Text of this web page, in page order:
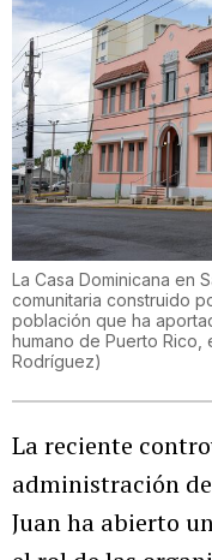
La Casa Dominicana en
comunitaria construido
población que ha
humano de Puerto Rico,
Rodríguez)
La reciente
administración
Juan ha abierto